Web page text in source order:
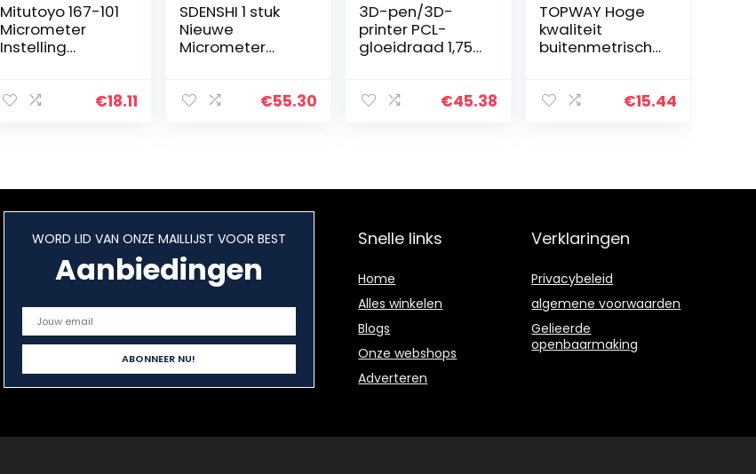
Mitutoyo 167-101
Micrometer
Instelling
€18.11
SDENSHI 1 stuk
Nieuwe
Micrometer
Micrometer€55.30
3D-pen/3D-
printer PCL-
gloeidraad 1,75
990 voet, 30
€45.38
TOPWAY Hoge
kwaliteit
buitenmetrische
(nauwkeurig)
€15.44
WORD LID VAN ONZE MAILLIJST VOOR BEST
Aanbiedingen
Snelle links
Home
Alles winkelen
Blogs
Onze webshops
Adverteren
Verklaringen
Privacybeleid
algemene voorwaarden
Gelieerde
openbaarmaking